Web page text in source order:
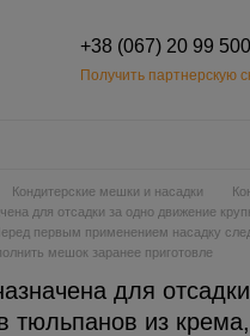
+38 (067) 20 99 500
Получить партнерскую
Кондитерские мешки и насадки
для отсадки за одно движение
первым применением насадку
мешок заранее приготовле
для
тюльпанов из